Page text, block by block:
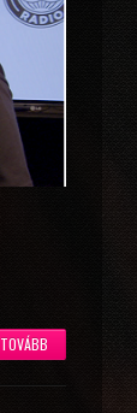
TOVÁBB